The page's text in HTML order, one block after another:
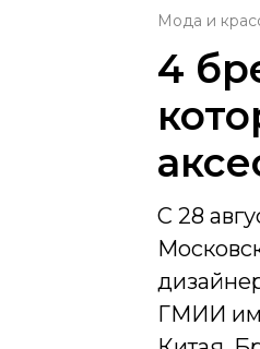
Мода и
4
С 28
ГМИИ